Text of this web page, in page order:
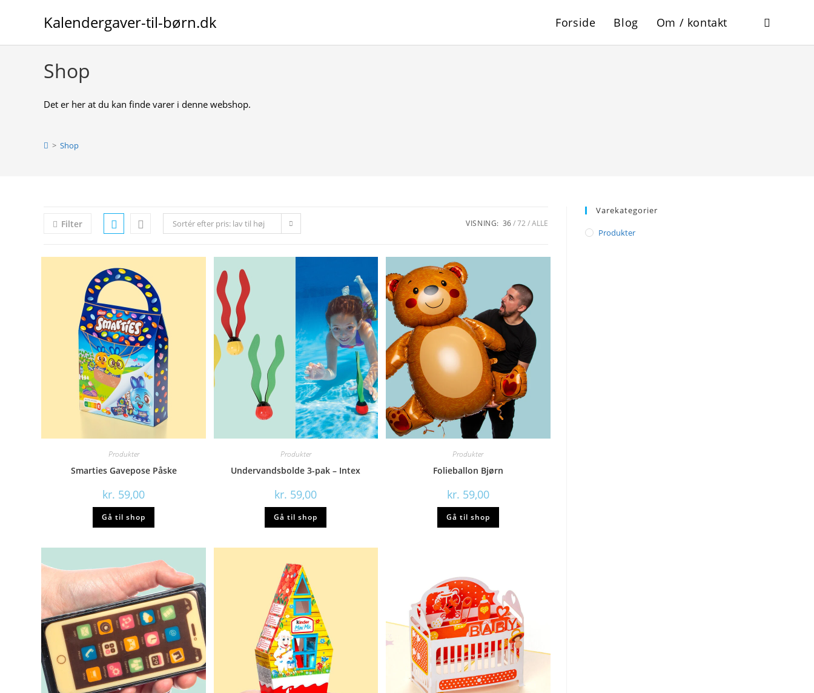
Kalendergaver-til-børn.dk Forside Blog Om / kontakt Toggle
Shop
Det er her at du kan finde varer i denne webshop.
> Shop
Filter Sortér efter pris: lav til høj VISNING: 36 72 ALLE
Produkter
Smarties Gavepose Påske
kr. 59,00
Gå til shop
Produkter
Undervandsbolde 3-pak – Intex
kr. 59,00
Gå til shop
Produkter
Folieballon Bjørn
kr. 59,00
Gå til shop
Varekategorier
Produkter